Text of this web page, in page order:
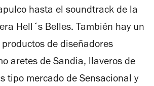
hasta el soundtrack de la
Hell´s Belles. También hay un
de diseñadores
aretes de Sandia, llaveros de
tipo mercado de Sensacional y